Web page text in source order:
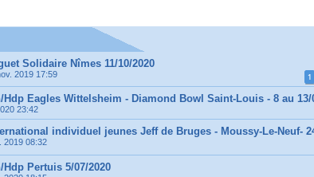
Solidaire Nîmes 11/10/2020
2019 17:59 1
Hdp Eagles Wittelsheim - Diamond Bowl Saint-Louis - 8 au 13/
23:42
individuel jeunes Jeff de Bruges - Moussy-Le-Neuf-
2019 08:32
Pertuis 5/07/2020